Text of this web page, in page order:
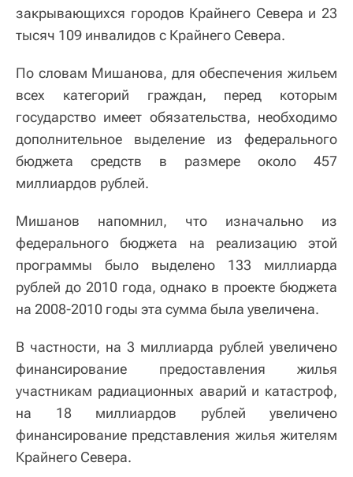
закрывающихся городов Крайнего Севера и 23
тысяч 109 инвалидов с Крайнего Севера.
По словам Мишанова, для обеспечения жильем
всех категорий граждан, перед которым
государство имеет обязательства, необходимо
дополнительное выделение из федерального
бюджета средств в размере около 457
миллиардов рублей.
Мишанов напомнил, что изначально из
федерального бюджета на реализацию этой
программы было выделено 133 миллиарда
рублей до 2010 года, однако в проекте бюджета
на 2008-2010 годы эта сумма была увеличена.
В частности, на 3 миллиарда рублей увеличено
финансирование предоставления жилья
участникам радиационных аварий и катастроф,
на 18 миллиардов рублей увеличено
финансирование представления жилья жителям
Крайнего Севера.